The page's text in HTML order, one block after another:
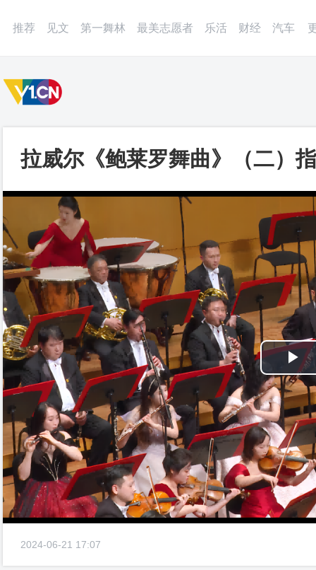
推荐 见文 第一舞林 最美志愿者 乐活 财经 汽车
拉威尔《鲍莱罗舞曲》（二）
乐乐团_第一视频
2024-06-21 17:07